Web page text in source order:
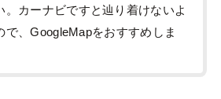
。カーナビですと辿り着けないよ
で、GoogleMapをおすすめしま